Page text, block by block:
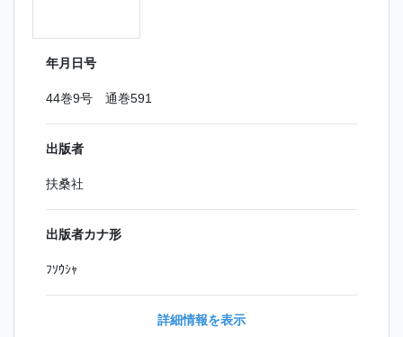
年月日号
44巻9号 通巻591
出版者
扶桑社
出版者カナ形
ﾌｿｳｼｬ
詳細情報を表示